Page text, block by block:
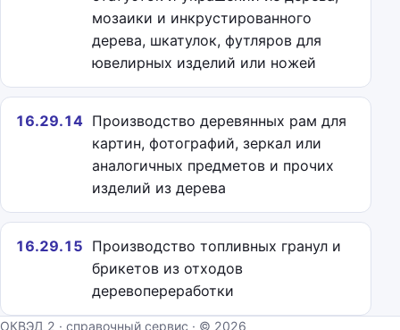
мозаики и инкрустированного
дерева, шкатулок, футляров для
ювелирных изделий или ножей
16.29.14 Производство деревянных рам для
картин, фотографий, зеркал или
аналогичных предметов и прочих
изделий из дерева
16.29.15 Производство топливных гранул и
брикетов из отходов
деревопереработки
ОКВЭД 2 · справочный сервис · © 2026